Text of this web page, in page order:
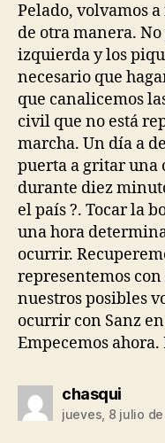
Pelado, volvamos
de otra manera.
izquierda y los
necesario que
que canalicemos
civil que no está
marcha. Un día a
puerta a gritar una
durante diez
el país ?. Tocar la
una hora
ocurrir.
representemos
nuestros posibles
ocurrir con Sanz
Empecemos
chasquidice:
jueves, 8 julio de